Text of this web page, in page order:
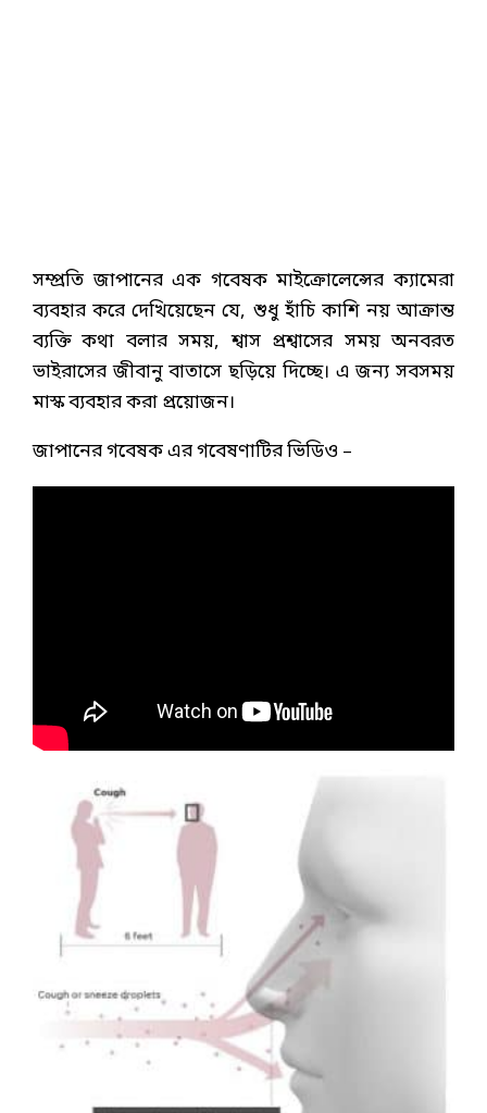
সম্প্রতি জাপানের এক গবেষক মাইক্রোলেন্সের ক্যামেরা
ব্যবহার করে দেখিয়েছেন যে, শুধু হাঁচি কাশি নয় আক্রান্ত
ব্যক্তি কথা বলার সময়, শ্বাস প্রশ্বাসের সময় অনবরত
ভাইরাসের জীবানু বাতাসে ছড়িয়ে দিচ্ছে। এ জন্য সবসময়
মাস্ক ব্যবহার করা প্রয়োজন।
জাপানের গবেষক এর গবেষণাটির ভিডিও –